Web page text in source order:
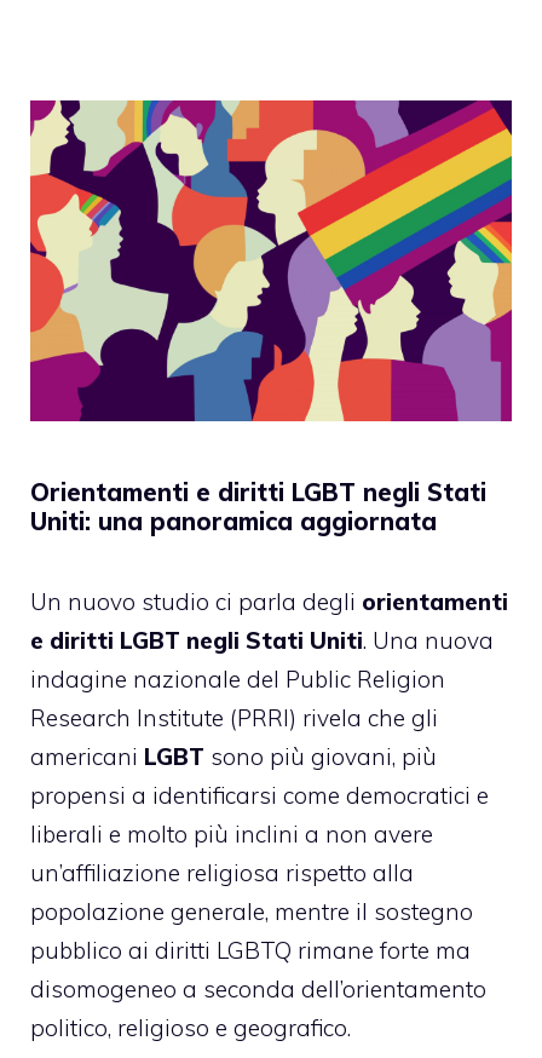
Orientamenti e diritti LGBT negli Stati
Uniti: una panoramica aggiornata
Un nuovo studio ci parla degli orientamenti
e diritti LGBT negli Stati Uniti. Una nuova
indagine nazionale del Public Religion
Research Institute (PRRI) rivela che gli
americani LGBT sono più giovani, più
propensi a identificarsi come democratici e
liberali e molto più inclini a non avere
un’affiliazione religiosa rispetto alla
popolazione generale, mentre il sostegno
pubblico ai diritti LGBTQ rimane forte ma
disomogeneo a seconda dell’orientamento
politico, religioso e geografico.